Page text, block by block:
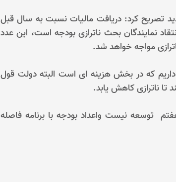
کرد: دریافت مالیات نسبت به سال قبل
نمایندگان بحث ناترازی بودجه است، این عدد
داریم که در بخش هزینه ای است البته دولت قول
تا ناترازی کاهش یابد.
توسعه نیست واعداد بودجه با برنامه فاصله